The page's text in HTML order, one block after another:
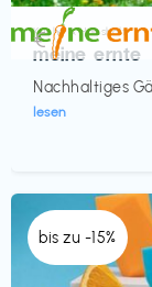
Küche & Haushalt
meine ernte
Nachhaltiges
lesen
€‎
bis zu -15%